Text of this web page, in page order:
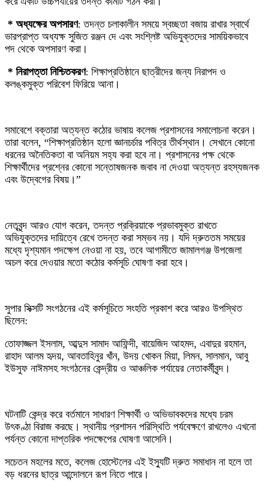
‎ * অধ্যক্ষের অপসারণ: তদন্ত চলাকালীন সময়ে স্বচ্ছতা বজায় রাখার স্বার্থে
ভারপ্রাপ্ত অধ্যক্ষ সুজিত রঞ্জন দে এবং সংশ্লিষ্ট অভিযুক্তদের সাময়িকভাবে
পদ থেকে অপসারণ করা।
‎ * নিরাপত্তা নিশ্চিতকরণ: শিক্ষাপ্রতিষ্ঠানে ছাত্রীদের জন্য নিরাপদ ও
কলঙ্কমুক্ত পরিবেশ ফিরিয়ে আনা।
‎সমাবেশে বক্তারা অত্যন্ত কঠোর ভাষায় কলেজ প্রশাসনের সমালোচনা করেন।
তারা বলেন, “শিক্ষাপ্রতিষ্ঠান হলো জ্ঞানচর্চার পবিত্র তীর্থস্থান। সেখানে কোনো
ধরনের অনৈতিকতা বা অনিয়ম সহ্য করা হবে না। প্রশাসনের পক্ষ থেকে
শিক্ষার্থীদের প্রশ্নের কোনো সন্তোষজনক জবাব না দেওয়া অত্যন্ত রহস্যজনক
এবং উদ্বেগের বিষয়।”
নেতৃবৃন্দ আরও যোগ করেন, তদন্ত প্রক্রিয়াকে প্রভাবমুক্ত রাখতে
অভিযুক্তদের দায়িত্বে রেখে তদন্ত করা সম্ভব নয়। যদি দ্রুততম সময়ের
মধ্যে দৃশ্যমান পদক্ষেপ নেওয়া না হয়, তবে আগামীতে জামালগঞ্জ উপজেলা
অচল করে দেওয়ার মতো কঠোর কর্মসূচি ঘোষণা করা হবে।
‎সুপার সিক্সটি সংগঠনের এই কর্মসূচিতে সংহতি প্রকাশ করে আরও উপস্থিত
ছিলেন:
‎তোফাজ্জল ইসলাম, আব্দুস সামাদ আফিন্দী, বায়েজিদ আহমদ, এবাদুর রহমান,
রাহাদ আলম হৃদয়, আবতাহিনুর খাঁন, উদয় খোকন মিয়া, লিমন, সালমান, আবু
ইউসুফ নাঈমসহ সংগঠনের কেন্দ্রীয় ও আঞ্চলিক পর্যায়ের নেতাকর্মীবৃন্দ।
‎ঘটনাটি কেন্দ্র করে বর্তমানে সাধারণ শিক্ষার্থী ও অভিভাবকদের মধ্যে চরম
উৎকণ্ঠা বিরাজ করছে। স্থানীয় প্রশাসন পরিস্থিতি পর্যবেক্ষণে রাখলেও এখনো
পর্যন্ত কোনো দাপ্তরিক পদক্ষেপের ঘোষণা আসেনি।
সচেতন মহলের মতে, কলেজ হোস্টেলের এই ইস্যুটি দ্রুত সমাধান না হলে তা
বড় ধরনের ছাত্র আন্দোলনে রূপ নিতে পারে।